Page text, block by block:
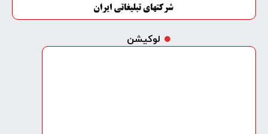
لوکیشن